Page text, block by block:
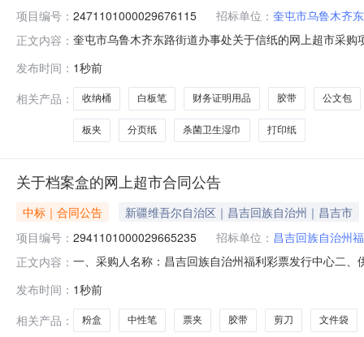
项目编号： 2471101000029676115 招标单位： 奎屯市乌鲁木齐
正文内容： 奎屯市乌鲁木齐东路街道办事处关于信纸的网上超市采
所在行政区划编码:654003项目所在行政区划名称:新疆
发布时间： 1秒前
相关产品：
收纳桶 白板笔 财务证明用品 胶带 公文包
板夹 分页纸 杀菌卫生湿巾 打印纸
关于档案盒的网上超市合同公告
中标｜合同公告
新疆维吾尔自治区｜昌吉回族自治州｜昌吉市
项目编号： 2941101000029665235 招标单位： 昌吉回族自治州
正文内容： 一、采购人名称：昌吉回族自治州福利彩票发行中心二
力/deliPA01盒5.00201002得力33225美工刀得力/
发布时间： 1秒前
相关产品：
粉盒 中性笔 票夹 胶带 剪刀 文件袋